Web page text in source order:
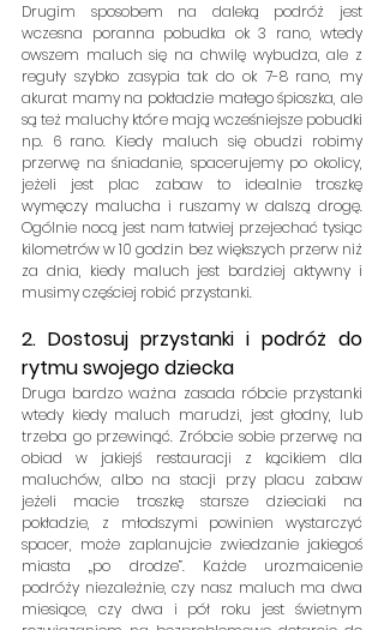
Drugim sposobem na daleką podróż jest
wczesna poranna pobudka ok 3 rano, wtedy
owszem maluch się na chwilę wybudza, ale z
reguły szybko zasypia tak do ok 7-8 rano, my
akurat mamy na pokładzie małego śpioszka, ale
są też maluchy które mają wcześniejsze pobudki
np. 6 rano. Kiedy maluch się obudzi robimy
przerwę na śniadanie, spacerujemy po okolicy,
jeżeli jest plac zabaw to idealnie troszkę
wymęczy malucha i ruszamy w dalszą drogę.
Ogólnie nocą jest nam łatwiej przejechać tysiąc
kilometrów w 10 godzin bez większych przerw niż
za dnia, kiedy maluch jest bardziej aktywny i
musimy częściej robić przystanki.
2. Dostosuj przystanki i podróż do
rytmu swojego dziecka
Druga bardzo ważna zasada róbcie przystanki
wtedy kiedy maluch marudzi, jest głodny, lub
trzeba go przewinąć. Zróbcie sobie przerwę na
obiad w jakiejś restauracji z kącikiem dla
maluchów, albo na stacji przy placu zabaw
jeżeli macie troszkę starsze dzieciaki na
pokładzie, z młodszymi powinien wystarczyć
spacer, może zaplanujcie zwiedzanie jakiegoś
miasta „po drodze”. Każde urozmaicenie
podróży niezależnie, czy nasz maluch ma dwa
miesiące, czy dwa i pół roku jest świetnym